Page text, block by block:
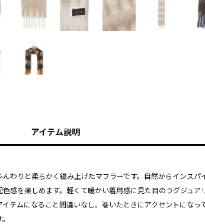
アイテム説明
わりと柔らかく編み上げたマフラーです。自然からインスパ
感を楽しめます。軽くて暖かい着用感に見た目のラグジュア
テムになること間違いなし。巻いたときにアクセントになっ